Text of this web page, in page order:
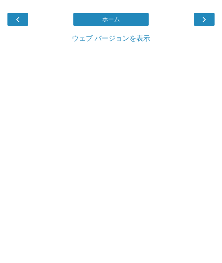
‹ ›
ホーム
ウェブ バージョンを表示